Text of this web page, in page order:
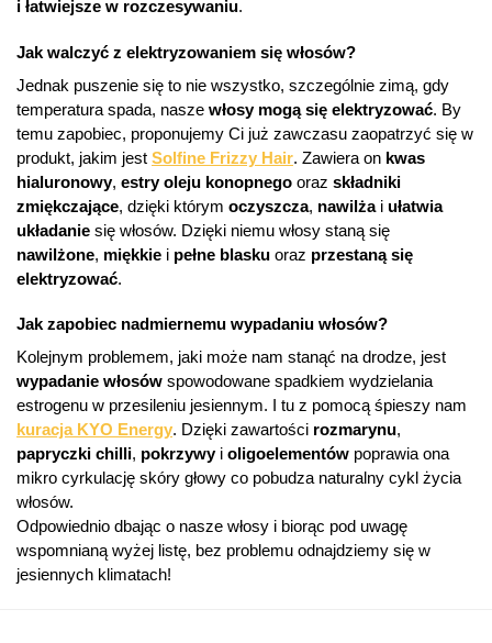
i łatwiejsze w rozczesywaniu.
Jak walczyć z elektryzowaniem się włosów?
Jednak puszenie się to nie wszystko, szczególnie zimą, gdy
temperatura spada, nasze włosy mogą się elektryzować. By
temu zapobiec, proponujemy Ci już zawczasu zaopatrzyć się w
produkt, jakim jest Solfine Frizzy Hair. Zawiera on kwas
hialuronowy, estry oleju konopnego oraz składniki
zmiękczające, dzięki którym oczyszcza, nawilżai ułatwia
układanie się włosów. Dzięki niemu włosy staną się
nawilżone, miękkie i pełne blasku oraz przestaną się
elektryzować.
Jak zapobiec nadmiernemu wypadaniu włosów?
Kolejnym problemem, jaki może nam stanąć na drodze, jest
wypadanie włosów spowodowane spadkiem wydzielania
estrogenu w przesileniu jesiennym. I tu z pomocą śpieszy nam
kuracja KYO Energy. Dzięki zawartości rozmarynu,
papryczki chilli, pokrzywyi oligoelementów poprawia ona
mikro cyrkulację skóry głowy co pobudza naturalny cykl życia
włosów.
Odpowiednio dbając o nasze włosy i biorąc pod uwagę
wspomnianą wyżej listę, bez problemu odnajdziemy się w
jesiennych klimatach!